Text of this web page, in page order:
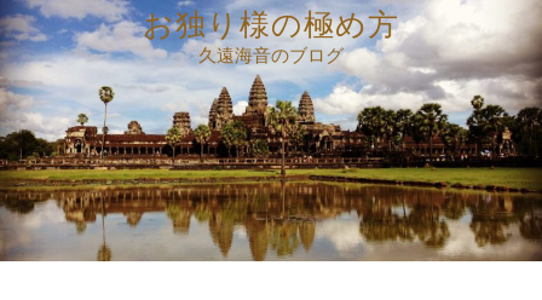
コ
ン
テ
ン
ツ
へ
ス
キ
ッ
お独り様の極め方
久遠海音のブログ